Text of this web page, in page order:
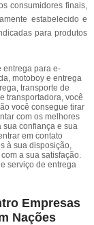
consumidores finais,
estabelecido e
para produtos
entrega para e-
motoboy e entrega
transporte de
transportadora, você
você consegue tirar
com os melhores
sua confiança e sua
em contato
à sua disposição,
a sua satisfação.
serviço de entrega
Empresas
Nações